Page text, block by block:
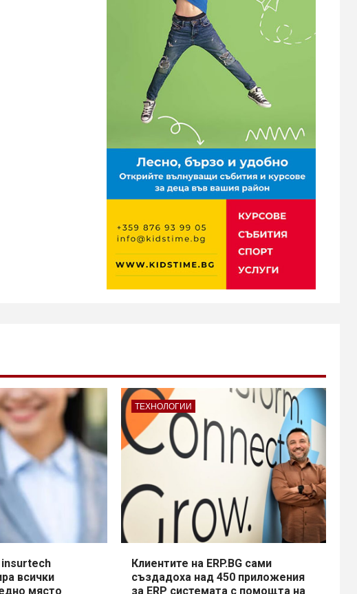
insurtech
всички
място
ТЕХНОЛОГИИ
Клиентите на ERP.BG сами
създадоха над 450 приложения
за ERP системата с помощта на